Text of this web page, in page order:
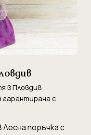
в Пловдив.
гарантирана с
поръчка с